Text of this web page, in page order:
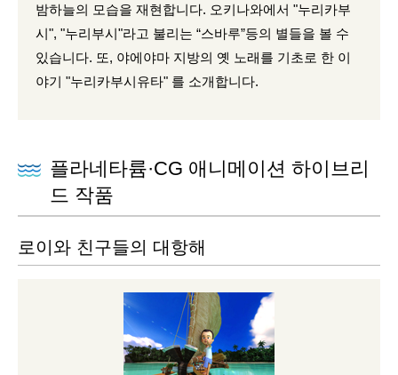
밤하늘의 모습을 재현합니다. 오키나와에서 "누리카부
시", "누리부시"라고 불리는 “스바루”등의 별들을 볼 수
있습니다. 또, 야에야마 지방의 옛 노래를 기초로 한 이
야기 "누리카부시유타" 를 소개합니다.
플라네타륨·CG 애니메이션 하이브리
드 작품
로이와 친구들의 대항해